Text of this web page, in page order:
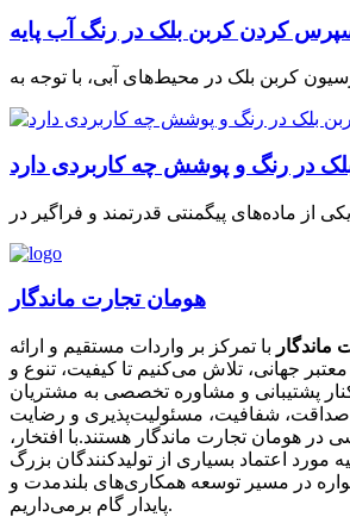
کردن کربن بلک در رنگ آب پایه
در رنگ و پوشش چه کاربردی دارد
هومان تجارت ماندگار
ماندگار با تمرکز بر واردات مستقیم و ارائه
جهانی، تلاش می‌کنیم تا کیفیت، تنوع و
پشتیبانی و مشاوره تخصصی به مشتریان
صداقت، شفافیت، مسئولیت‌پذیری و رضایت
هومان تجارت ماندگار هستند.با افتخار،
مورد اعتماد بسیاری از تولیدکنندگان بزرگ
در مسیر توسعه همکاری‌های بلندمدت و
پایدار گام برمی‌داریم.